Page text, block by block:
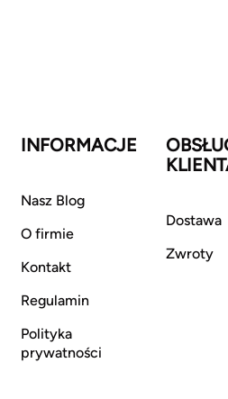
INFORMACJE
Nasz Blog
O firmie
Kontakt
Regulamin
Polityka
prywatności
Dostawa
Zwroty